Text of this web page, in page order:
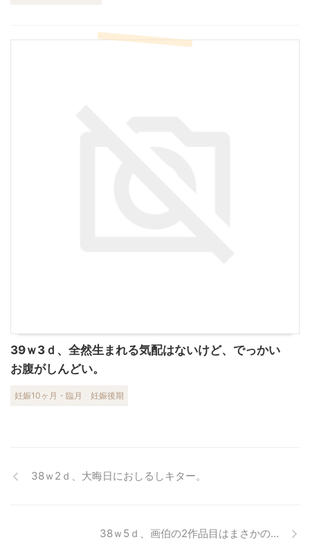
39ｗ3ｄ、全然生まれる気配はないけど、でっかい
お腹がしんどい。
妊娠10ヶ月・臨月 妊娠後期
38ｗ2ｄ、大晦日におしるしキター。
38ｗ5ｄ、画伯の2作品目はまさかの...